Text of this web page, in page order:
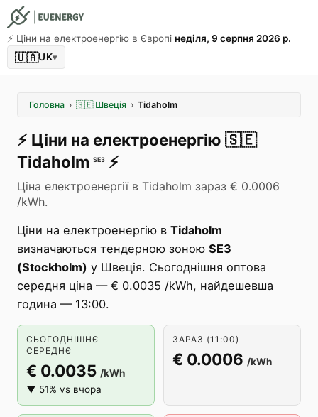
⚡️ Ціни на електроенергію в Європі неділя, 9 серпня 2026 р.
🇺🇦UK▾
Головна › 🇸🇪 Швеція › Tidaholm
⚡️ Ціни на електроенергію 🇸🇪
Tidaholm SE3 ⚡️
Ціна електроенергії в Tidaholm зараз € 0.0006
/kWh.
Ціни на електроенергію в Tidaholm
визначаються тендерною зоною SE3
(Stockholm) у Швеція. Сьогоднішня оптова
середня ціна — € 0.0035 /kWh, найдешевша
година — 13:00.
СЬОГОДНІШНЄ
СЕРЕДНЄ
€ 0.0035 /kWh
▼ 51% vs вчора
ЗАРАЗ (11:00)
€ 0.0006 /kWh